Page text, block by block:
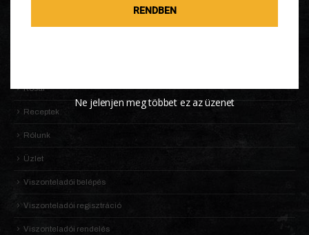
Kosár
Receptek
Rólunk
Üzlet
Viszonteladói belépés
Viszonteladói regisztráció
Viszonteladói rendelés
RENDBEN
Ne jelenjen meg többet ez az üzenet